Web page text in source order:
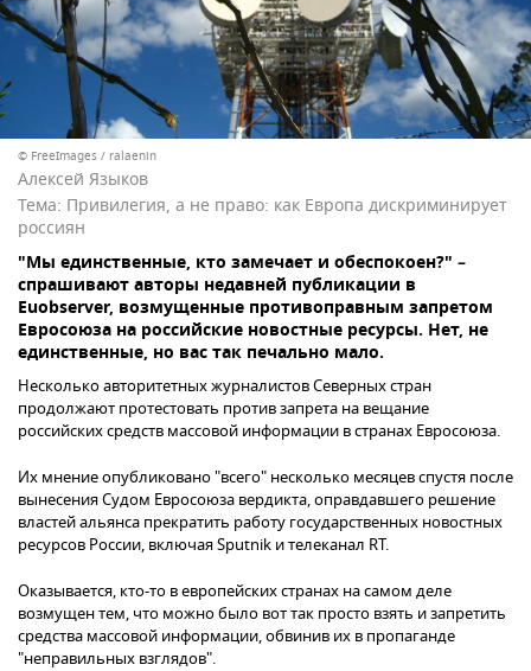
© FreeImages / ralaenin
Алексей Языков
Тема: Привилегия, а не право: как Европа дискриминирует
россиян
"Мы единственные, кто замечает и обеспокоен?" –
спрашивают авторы недавней публикации в
Euobserver, возмущенные противоправным запретом
Евросоюза на российские новостные ресурсы. Нет, не
единственные, но вас так печально мало.
Несколько авторитетных журналистов Северных стран
продолжают протестовать против запрета на вещание
российских средств массовой информации в странах Евросоюза.
Их мнение опубликовано "всего" несколько месяцев спустя после
вынесения Судом Евросоюза вердикта, оправдавшего решение
властей альянса прекратить работу государственных новостных
ресурсов России, включая Sputnik и телеканал RT.
Оказывается, кто-то в европейских странах на самом деле
возмущен тем, что можно было вот так просто взять и запретить
средства массовой информации, обвинив их в пропаганде
"неправильных взглядов".